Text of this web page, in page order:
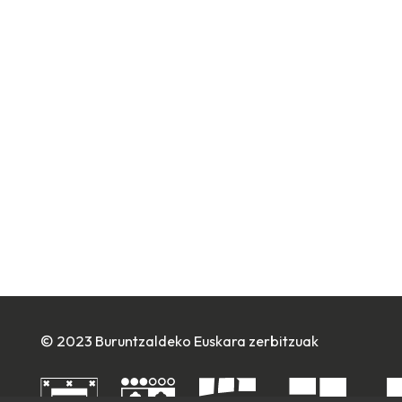
© 2023 Buruntzaldeko Euskara zerbitzuak